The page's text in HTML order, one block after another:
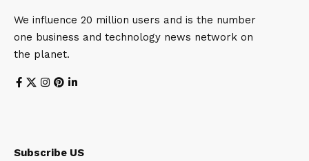
We influence 20 million users and is the number
one business and technology news network on
the planet.
Subscribe US